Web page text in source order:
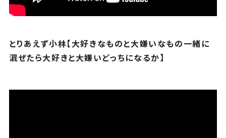
とりあえず小林【大好きなものと大嫌いなもの一緒に
混ぜたら大好きと大嫌いどっちになるか】